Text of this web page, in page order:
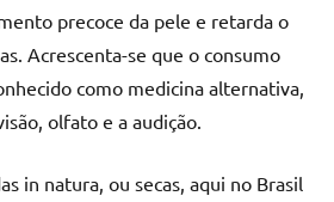
precoce da pele e retarda o
Acrescenta-se que o consumo
como medicina alternativa,
olfato e a audição.
in natura, ou secas, aqui no Brasil